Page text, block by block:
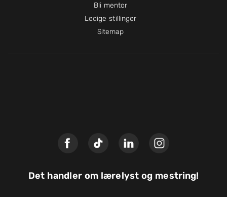
Bli mentor
Ledige stillinger
Sitemap
Det handler om lærelyst og mestring!